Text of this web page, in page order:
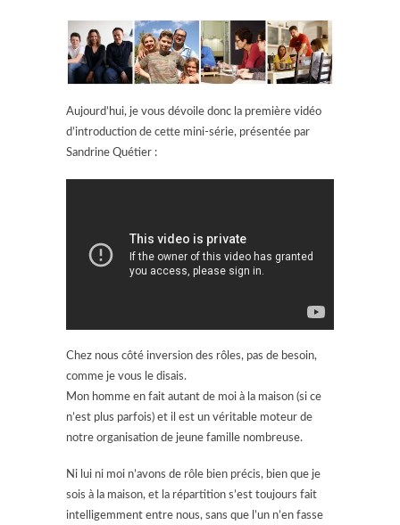
Aujourd’hui, je vous dévoile donc la première vidéo
d’introduction de cette mini-série, présentée par
Sandrine Quétier :
Chez nous côté inversion des rôles, pas de besoin,
comme je vous le disais.
Mon homme en fait autant de moi à la maison (si ce
n’est plus parfois) et il est un véritable moteur de
notre organisation de jeune famille nombreuse.
Ni lui ni moi n’avons de rôle bien précis, bien que je
sois à la maison, et la répartition s’est toujours fait
intelligemment entre nous, sans que l’un n’en fasse